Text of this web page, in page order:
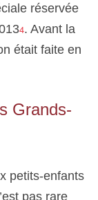
réservée
4. Avant la
était faite en
Grands-
petits-enfants
pas rare